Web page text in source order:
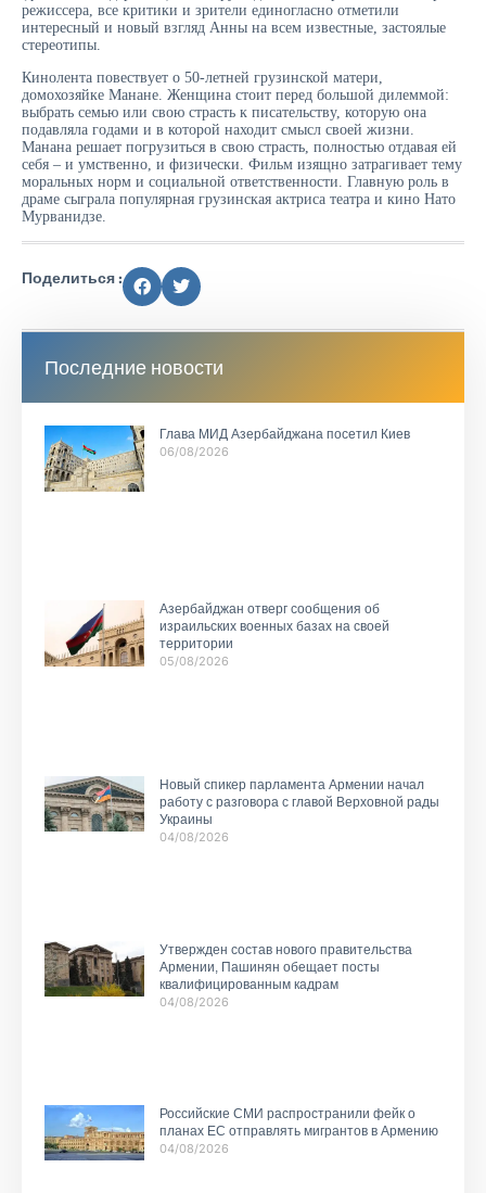
режиссера, все критики и зрители единогласно отметили
интересный и новый взгляд Анны на всем известные, застоялые
стереотипы.
Кинолента повествует о 50-летней грузинской матери,
домохозяйке Манане. Женщина стоит перед большой дилеммой:
выбрать семью или свою страсть к писательству, которую она
подавляла годами и в которой находит смысл своей жизни.
Манана решает погрузиться в свою страсть, полностью отдавая ей
себя – и умственно, и физически. Фильм изящно затрагивает тему
моральных норм и социальной ответственности. Главную роль в
драме сыграла популярная грузинская актриса театра и кино Нато
Мурванидзе.
Поделиться :
Последние новости
Глава МИД Азербайджана посетил Киев
06/08/2026
Азербайджан отверг сообщения об
израильских военных базах на своей
территории
05/08/2026
Новый спикер парламента Армении начал
работу с разговора с главой Верховной рады
Украины
04/08/2026
Утвержден состав нового правительства
Армении, Пашинян обещает посты
квалифицированным кадрам
04/08/2026
Российские СМИ распространили фейк о
планах ЕС отправлять мигрантов в Армению
04/08/2026